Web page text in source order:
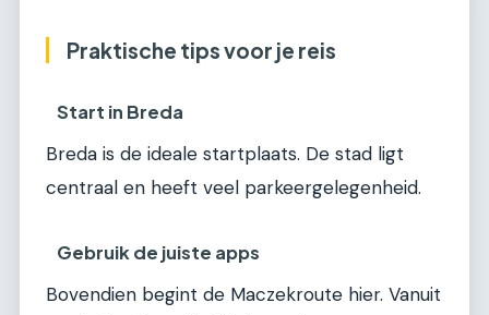
Praktische tips voor je reis
Start in Breda
Breda is de ideale startplaats. De stad ligt
centraal en heeft veel parkeergelegenheid.
Gebruik de juiste apps
Bovendien begint de Maczekroute hier. Vanuit